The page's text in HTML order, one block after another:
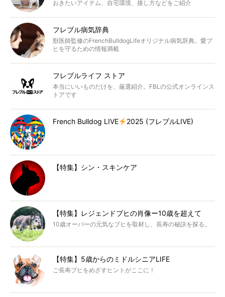
おきたいアイテム、自宅環境、接し方などをご紹介
フレブル病気辞典
獣医師監修のFrenchBulldogLifeオリジナル病気辞典。愛ブ
ヒを守るための情報満載
フレブルライフ ストア
本当にいいものだけを、厳選紹介。FBLの公式オンラインス
トアです
French Bulldog LIVE 2025 (フレブルLIVE)
【特集】シン・スキンケア
【特集】レジェンドブヒの肖像ー10歳を超えて
10歳オーバーの元気なブヒを取材し、長寿の秘訣を探る。
【特集】5歳からのミドルシニアLIFE
ご長寿ブヒをめざすヒントがここに！